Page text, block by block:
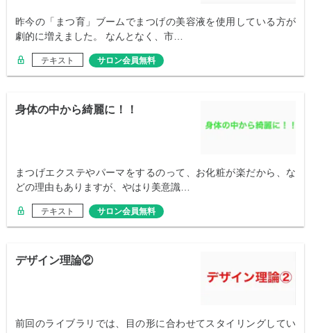
昨今の「まつ育」ブームでまつげの美容液を使用している方が
劇的に増えました。 なんとなく、市…
テキスト サロン会員無料
身体の中から綺麗に！！
まつげエクステやパーマをするのって、お化粧が楽だから、な
どの理由もありますが、やはり美意識…
テキスト サロン会員無料
デザイン理論②
前回のライブラリでは、目の形に合わせてスタイリングしてい